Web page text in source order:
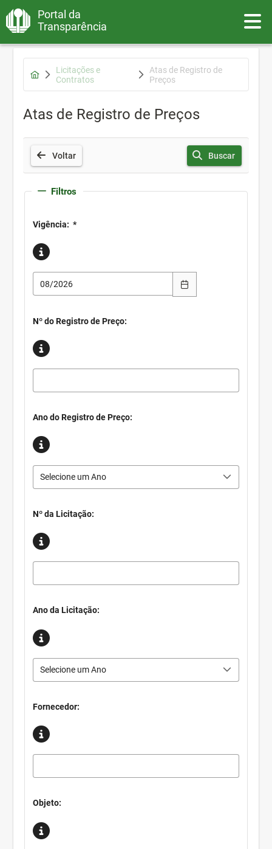
Portal da
Transparência
Licitações e
Contratos
Atas de Registro de
Preços
Atas de Registro de Preços
Voltar Buscar
Filtros
Vigência: *
Nº do Registro de Preço:
Ano do Registro de Preço:
Selecione um Ano
Nº da Licitação:
Ano da Licitação:
Selecione um Ano
Fornecedor:
Objeto: